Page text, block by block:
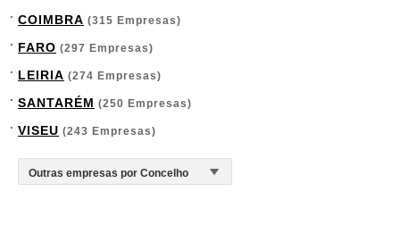
COIMBRA (315 Empresas)
FARO (297 Empresas)
LEIRIA (274 Empresas)
SANTARÉM (250 Empresas)
VISEU (243 Empresas)